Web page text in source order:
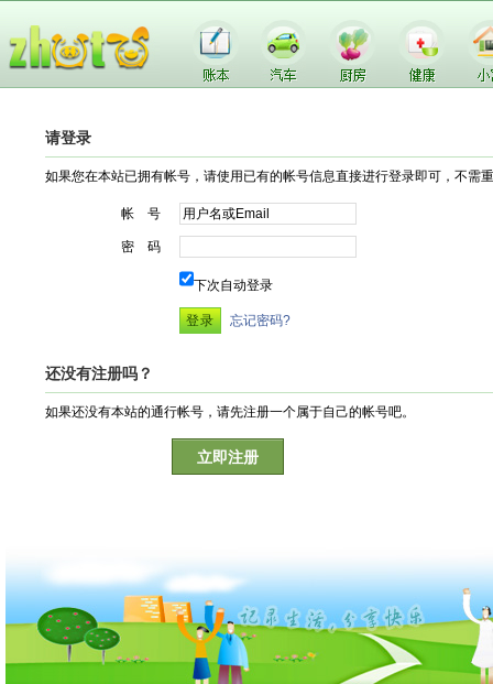
请登录
如果您在本站已拥有帐号，请使用已有的帐号信息直接进行登录即可，不需
帐 号
密 码
下次自动登录
忘记密码?
还没有注册吗？
如果还没有本站的通行帐号，请先注册一个属于自己的帐号吧。
立即注册